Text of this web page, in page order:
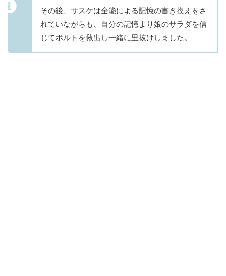
その後、サスケは全能による記憶の書き換えをさ
れていながらも、自分の記憶より娘のサラダを信
じてボルトを救出し一緒に里抜けしました。